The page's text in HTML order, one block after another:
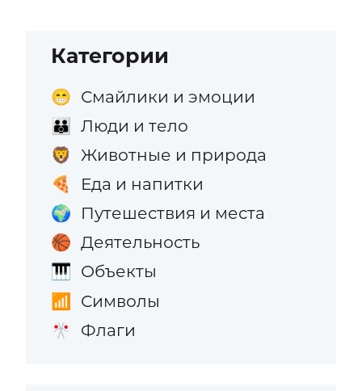
Категории
😁 Смайлики и эмоции
👪 Люди и тело
🦁 Животные и природа
🍕 Еда и напитки
🌍 Путешествия и места
🏀 Деятельность
🎹 Объекты
📶 Символы
🎌 Флаги